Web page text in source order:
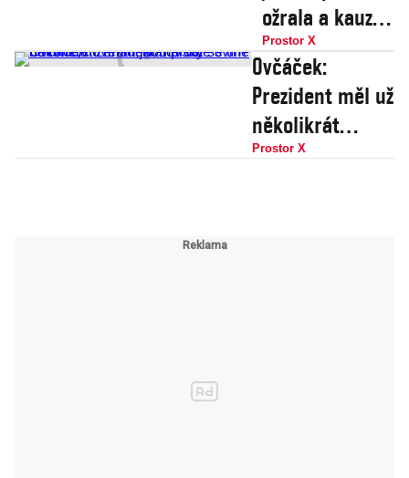
ožrala a kauza
Čapí hnízdo na
objednávku.
Člověk v tísni
jsou skuteční
hrdinové
Prostor X
Ovčáček:
Prezident měl už
několikrát
zemřít,
Prostor X